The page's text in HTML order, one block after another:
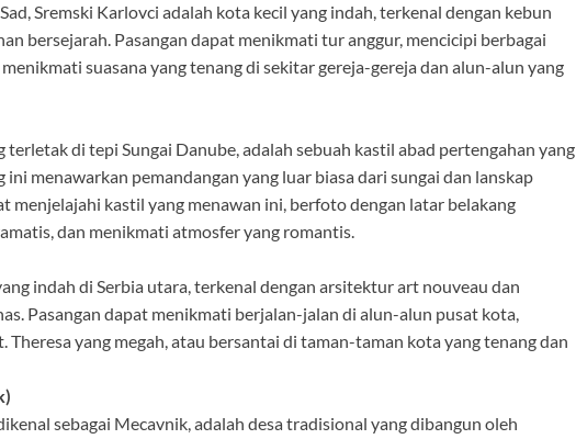
Sremski Karlovci adalah kota kecil yang indah, terkenal dengan kebun
bersejarah. Pasangan dapat menikmati tur anggur, mencicipi berbagai
suasana yang tenang di sekitar gereja-gereja dan alun-alun yang
terletak di tepi Sungai Danube, adalah sebuah kastil abad pertengahan yang
ini menawarkan pemandangan yang luar biasa dari sungai dan lanskap
menjelajahi kastil yang menawan ini, berfoto dengan latar belakang
dan menikmati atmosfer yang romantis.
indah di Serbia utara, terkenal dengan arsitektur art nouveau dan
Pasangan dapat menikmati berjalan-jalan di alun-alun pusat kota,
Theresa yang megah, atau bersantai di taman-taman kota yang tenang dan
sebagai Mecavnik, adalah desa tradisional yang dibangun oleh